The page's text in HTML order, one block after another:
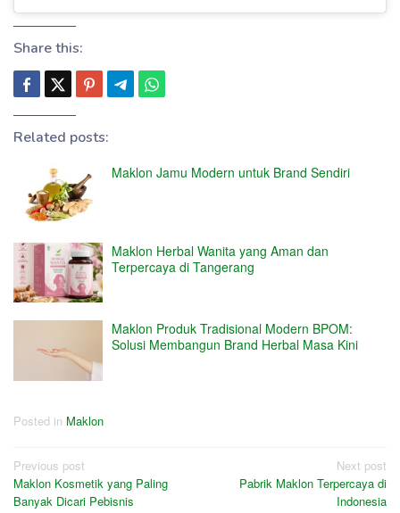
Share this:
Related posts:
Maklon Jamu Modern untuk Brand Sendiri
Maklon Herbal Wanita yang Aman dan
Terpercaya di Tangerang
Maklon Produk Tradisional Modern BPOM:
Solusi Membangun Brand Herbal Masa Kini
Posted in Maklon
Post
navigation
Previous post
Maklon Kosmetik yang Paling
Banyak Dicari Pebisnis
Next post
Pabrik Maklon Terpercaya di
Indonesia